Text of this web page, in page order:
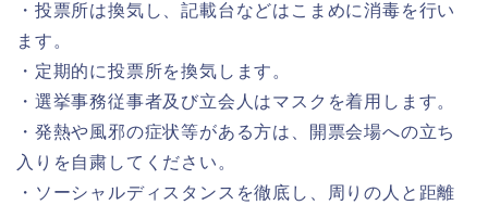
・投票所は換気し、記載台などはこまめに消毒を行い
ます。
・定期的に投票所を換気します。
・選挙事務従事者及び立会人はマスクを着用します。
・発熱や風邪の症状等がある方は、開票会場への立ち
入りを自粛してください。
・ソーシャルディスタンスを徹底し、周りの人と距離